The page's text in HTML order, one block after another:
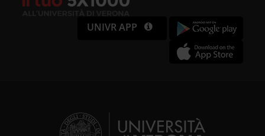
UNIVR APP